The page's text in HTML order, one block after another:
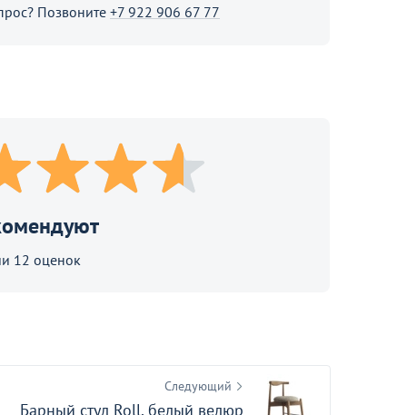
Позвоните +7 922 906 67 77
12 оценок
Следующий
Барный стул Roll, белый велюр